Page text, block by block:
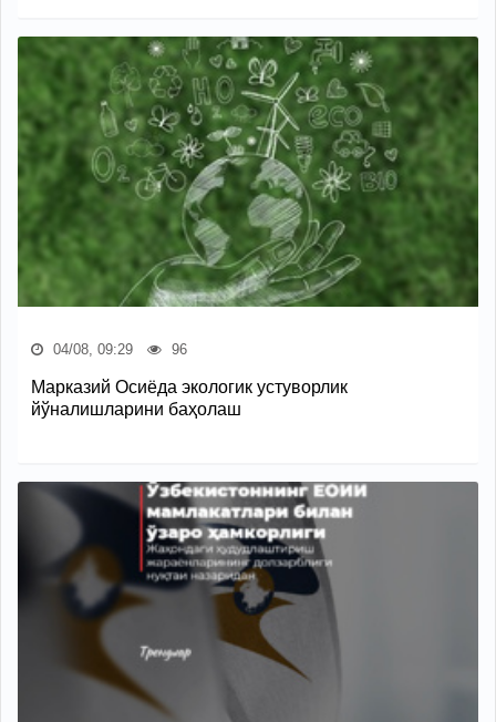
04/08, 09:29 96
Марказий Осиёда экологик устуворлик
йўналишларини баҳолаш